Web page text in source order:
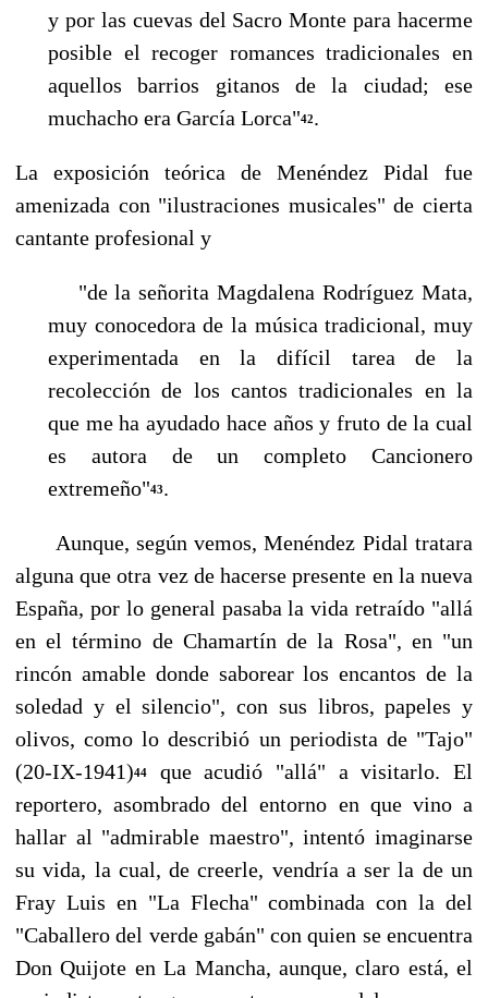
y por las cuevas del Sacro Monte para hacerme
posible el recoger romances tradicionales en
aquellos barrios gitanos de la ciudad; ese
muchacho era García Lorca"42.
La exposición teórica de Menéndez Pidal fue
amenizada con "ilustraciones musicales" de cierta
cantante profesional y
"de la señorita Magdalena Rodríguez Mata,
muy conocedora de la música tradicional, muy
experimentada en la difícil tarea de la
recolección de los cantos tradicionales en la
que me ha ayudado hace años y fruto de la cual
es autora de un completo Cancionero
extremeño"43.
Aunque, según vemos, Menéndez Pidal tratara
alguna que otra vez de hacerse presente en la nueva
España, por lo general pasaba la vida retraído "allá
en el término de Chamartín de la Rosa", en "un
rincón amable donde saborear los encantos de la
soledad y el silencio", con sus li­bros, papeles y
olivos, como lo describió un periodista de "Tajo"
(20-IX-1941)44
que acudió "allá" a visitarlo. El
reportero, asombrado del entorno en que vino a
hallar al "admirable maes­tro", intentó imaginarse
su vida, la cual, de creerle, vendría a ser la de un
Fray Luis en "La Fle­cha" combinada con la del
"Caballero del verde gabán" con quien se encuentra
Don Quijote en La Mancha, aunque, claro está, el